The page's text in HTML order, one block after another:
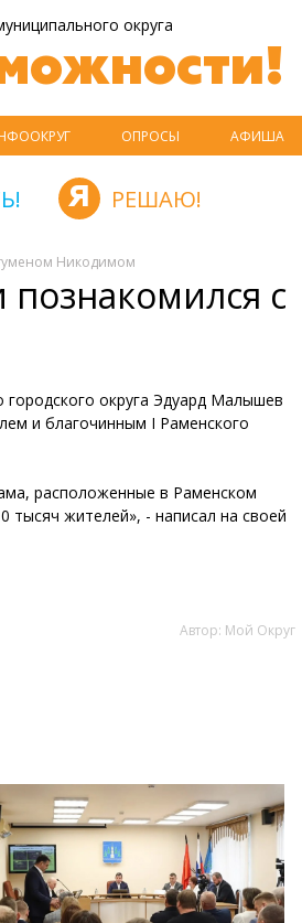
округа
ОПРОСЫ АФИША
РЕШАЮ!
Никодимом
с
округа Эдуард Малышев
и благочинным I Раменского
расположенные в Раменском
тысяч жителей», - написал на своей
Автор: Мой Округ